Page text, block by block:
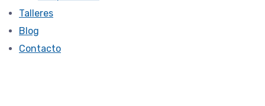
Talleres
Blog
Contacto